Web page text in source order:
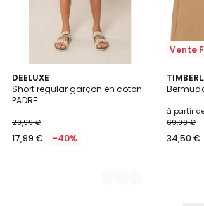
DEELUXE
Short regular garçon en coton
PADRE
29,99 €
17,99 € -40%
2
Couleurs
Vente
à partir
69,00 €
34,50 €